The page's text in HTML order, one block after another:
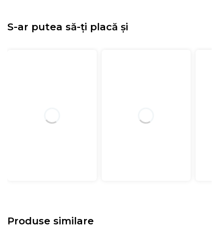
S-ar putea să-ți placă și
Produse similare